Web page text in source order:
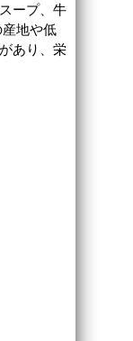
ープ、牛
地や低
あり、栄